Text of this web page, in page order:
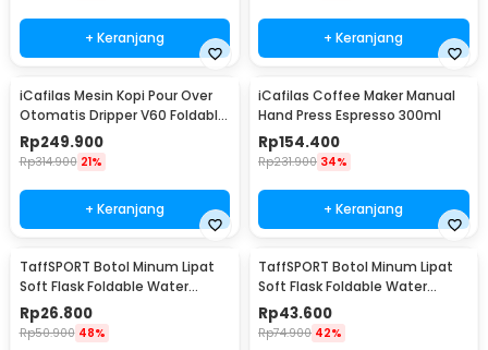
+ Keranjang + Keranjang
iCafilas Mesin Kopi Pour Over
Otomatis Dripper V60 Foldable
300ml - MA2302
Rp249.900
Rp314.900 21%
+ Keranjang
iCafilas Coffee Maker Manual
Hand Press Espresso 300ml
Rp154.400
Rp231.900 34%
+ Keranjang
TaffSPORT Botol Minum Lipat
Soft Flask Foldable Water
Bottle TPU 150ml - TFB-10
Rp26.800
Rp50.900 48%
TaffSPORT Botol Minum Lipat
Soft Flask Foldable Water
Bottle TPU 500ml - TFB-50
Rp43.600
Rp74.900 42%